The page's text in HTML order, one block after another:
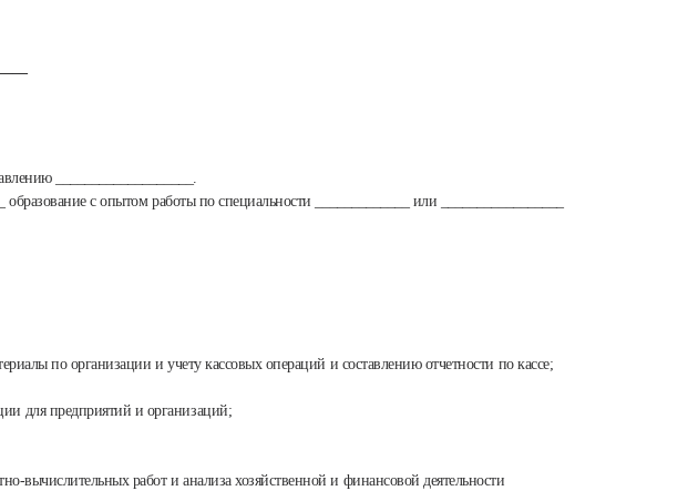
___________________.
с опытом работы по специальности _____________ или _________________
по организации и учету кассовых операций и составлению отчетности по кассе;
для предприятий и организаций;
вычислительных работ и анализа хозяйственной и финансовой деятельности